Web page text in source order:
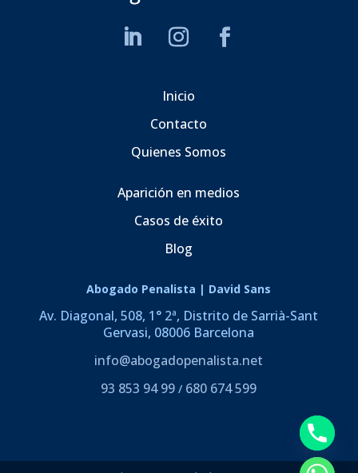
Inicio
Contacto
Quienes Somos
Aparición en medios
Casos de éxito
Blog
Abogado Penalista | David Sans
Av. Diagonal, 508, 1° 2ª, Distrito de Sarrià-Sant
Gervasi, 08006 Barcelona
info@abogadopenalista.net
93 853 94 99 / 680 674 599